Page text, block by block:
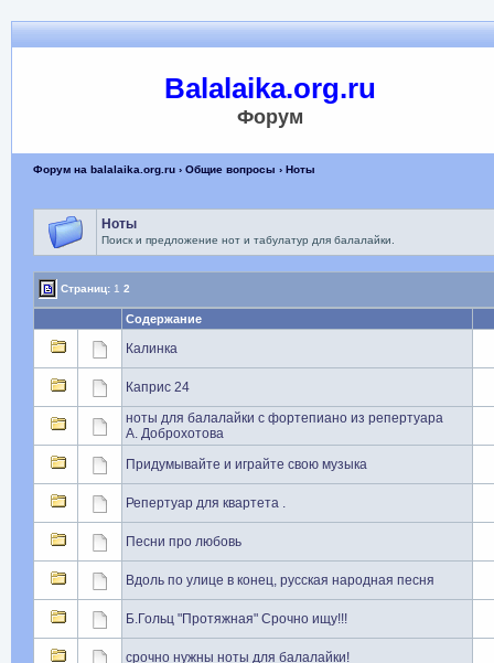
Balalaika.org.ru
Форум
Форум на balalaika.org.ru› Общие вопросы › Ноты
Ноты
Поиск и предложение нот и табулатур для балалайки.
Страниц: 1 2
Содержание
Калинка
Каприс 24
ноты для балалайки с фортепиано из репертуара
А. Доброхотова
Придумывайте и играйте свою музыка
Репертуар для квартета .
Песни про любовь
Вдоль по улице в конец, русская народная песня
Б.Гольц "Протяжная" Срочно ищу!!!
срочно нужны ноты для балалайки!